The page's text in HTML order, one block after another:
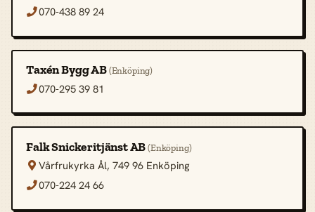
070-438 89 24
Taxén Bygg AB (Enköping)
070-295 39 81
Falk Snickeritjänst AB(Enköping)
 Vårfrukyrka Ål, 749 96 Enköping
070-224 24 66